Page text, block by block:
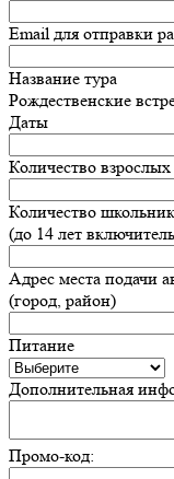
Email для отправки
Название тура
Рождественские
Даты
Количество взрослых
Количество
(до 14 лет
Адрес места подачи
(город, район)
Питание
Дополнительная
Промо-код: